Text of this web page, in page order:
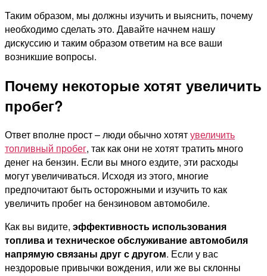
Таким образом, мы должны изучить и выяснить, почему
необходимо сделать это. Давайте начнем нашу
дискуссию и таким образом ответим на все ваши
возникшие вопросы.
Почему некоторые хотят увеличить
пробег?
Ответ вполне прост – люди обычно хотятувеличить
топливный пробег, так как они не хотят тратить много
денег на бензин. Если вы много ездите, эти расходы
могут увеличиваться. Исходя из этого, многие
предпочитают быть осторожными и изучить то как
увеличить пробег на бензиновом автомобиле.
Как вы видите, эффективность использования
топлива и техническое обслуживание автомобиля
напрямую связаны друг с другом. Если у вас
нездоровые привычки вождения, или же вы склонны